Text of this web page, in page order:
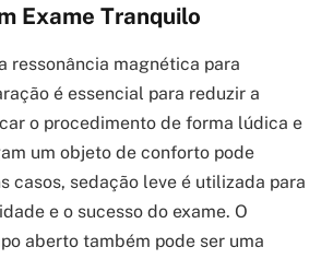
Exame Tranquilo
ressonância magnética para
é essencial para reduzir a
o procedimento de forma lúdica e
um objeto de conforto pode
casos, sedação leve é utilizada para
e o sucesso do exame. O
aberto também pode ser uma